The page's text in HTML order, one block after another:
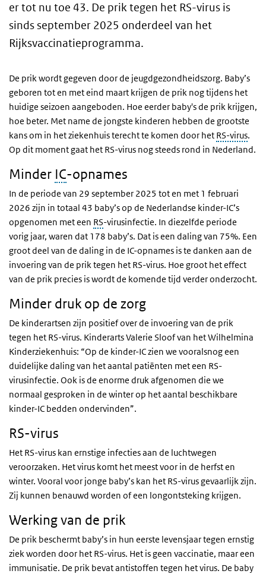
er tot nu toe 43. De prik tegen het RS-virus is
sinds september 2025 onderdeel van het
Rijksvaccinatieprogramma.
De prik wordt gegeven door de jeugdgezondheidszorg. Baby’s
geboren tot en met eind maart krijgen de prik nog tijdens het
huidige seizoen aangeboden. Hoe eerder baby's de prik krijgen,
hoe beter. Met name de jongste kinderen hebben de grootste
kans om in het ziekenhuis terecht te komen door het RS-virus.
Op dit moment gaat het RS-virus nog steeds rond in Nederland.
Minder IC-opnames
In de periode van 29 september 2025 tot en met 1 februari
2026 zijn in totaal 43 baby’s op de Nederlandse kinder-IC’s
opgenomen met een RS-virusinfectie. In diezelfde periode
vorig jaar, waren dat 178 baby’s. Dat is een daling van 75%. Een
groot deel van de daling in de IC-opnames is te danken aan de
invoering van de prik tegen het RS-virus. Hoe groot het effect
van de prik precies is wordt de komende tijd verder onderzocht.
Minder druk op de zorg
De kinderartsen zijn positief over de invoering van de prik
tegen het RS-virus. Kinderarts Valerie Sloof van het Wilhelmina
Kinderziekenhuis: “Op de kinder-IC zien we vooralsnog een
duidelijke daling van het aantal patiënten met een RS-
virusinfectie. Ook is de enorme druk afgenomen die we
normaal gesproken in de winter op het aantal beschikbare
kinder-IC bedden ondervinden”.
RS-virus
Het RS-virus kan ernstige infecties aan de luchtwegen
veroorzaken. Het virus komt het meest voor in de herfst en
winter. Vooral voor jonge baby’s kan het RS-virus gevaarlijk zijn.
Zij kunnen benauwd worden of een longontsteking krijgen.
Werking van de prik
De prik beschermt baby’s in hun eerste levensjaar tegen ernstig
ziek worden door het RS-virus. Het is geen vaccinatie, maar een
immunisatie. De prik bevat antistoffen tegen het virus. De baby